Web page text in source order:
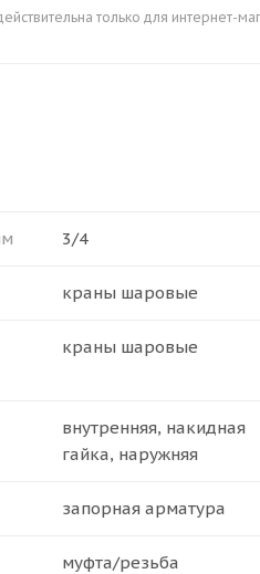
только для интернет-
3/4
краны шаровые
краны шаровые
внутренняя, накидная
гайка, наружняя
запорная арматура
муфта/резьба